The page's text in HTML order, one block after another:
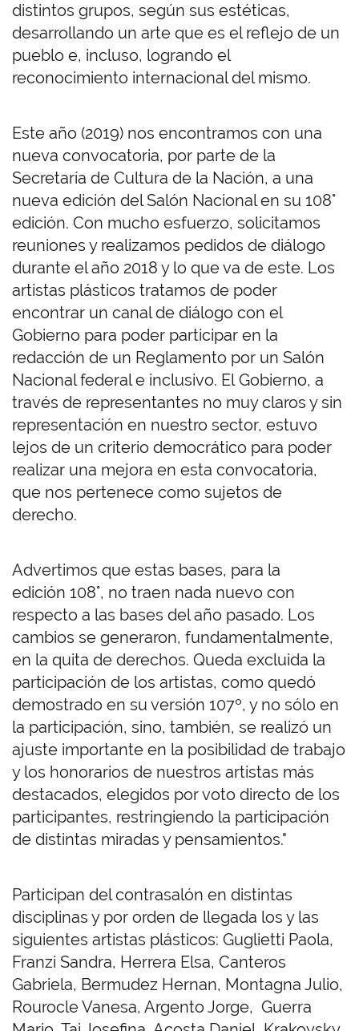
distintos grupos, según sus estéticas,
desarrollando un arte que es el reflejo de un
pueblo e, incluso, logrando el
reconocimiento internacional del mismo.
Este año (2019) nos encontramos con una
nueva convocatoria, por parte de la
Secretaría de Cultura de la Nación, a una
nueva edición del Salón Nacional en su 108°
edición. Con mucho esfuerzo, solicitamos
reuniones y realizamos pedidos de diálogo
durante el año 2018 y lo que va de este. Los
artistas plásticos tratamos de poder
encontrar un canal de diálogo con el
Gobierno para poder participar en la
redacción de un Reglamento por un Salón
Nacional federal e inclusivo. El Gobierno, a
través de representantes no muy claros y sin
representación en nuestro sector, estuvo
lejos de un criterio democrático para poder
realizar una mejora en esta convocatoria,
que nos pertenece como sujetos de
derecho.
Advertimos que estas bases, para la
edición 108°, no traen nada nuevo con
respecto a las bases del año pasado. Los
cambios se generaron, fundamentalmente,
en la quita de derechos. Queda excluida la
participación de los artistas, como quedó
demostrado en su versión 107º, y no sólo en
la participación, sino, también, se realizó un
ajuste importante en la posibilidad de trabajo
y los honorarios de nuestros artistas más
destacados, elegidos por voto directo de los
participantes, restringiendo la participación
de distintas miradas y pensamientos."
Participan del contrasalón en distintas
disciplinas y por orden de llegada los y las
siguientes artistas plásticos: Guglietti Paola,
Franzi Sandra, Herrera Elsa, Canteros
Gabriela, Bermudez Hernan, Montagna Julio,
Rourocle Vanesa, Argento Jorge, Guerra